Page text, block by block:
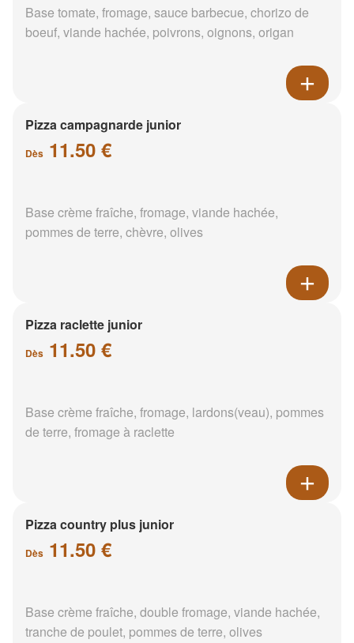
Base tomate, fromage, sauce barbecue, chorizo de
boeuf, viande hachée, poivrons, oignons, origan
Pizza campagnarde junior
Dès 11.50 €
Base crème fraîche, fromage, viande hachée,
pommes de terre, chèvre, olives
Pizza raclette junior
Dès 11.50 €
Base crème fraîche, fromage, lardons(veau), pommes
de terre, fromage à raclette
Pizza country plus junior
Dès 11.50 €
Base crème fraîche, double fromage, viande hachée,
tranche de poulet, pommes de terre, olives